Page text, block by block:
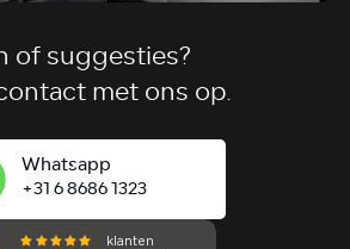
of suggesties?
met ons op.
Whatsapp
+31 6 8686 1323